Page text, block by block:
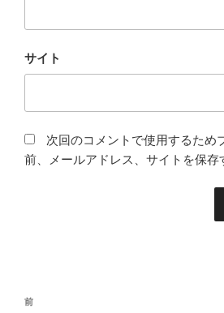
サイト
次回のコメントで使用するため
前、メールアドレス、サイトを保存
投
前
前